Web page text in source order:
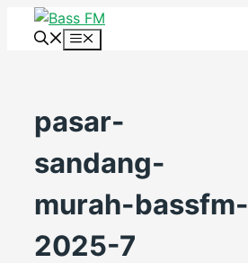
Skip
Menu
pasar-
sandang-
murah-bassfm-
2025-7